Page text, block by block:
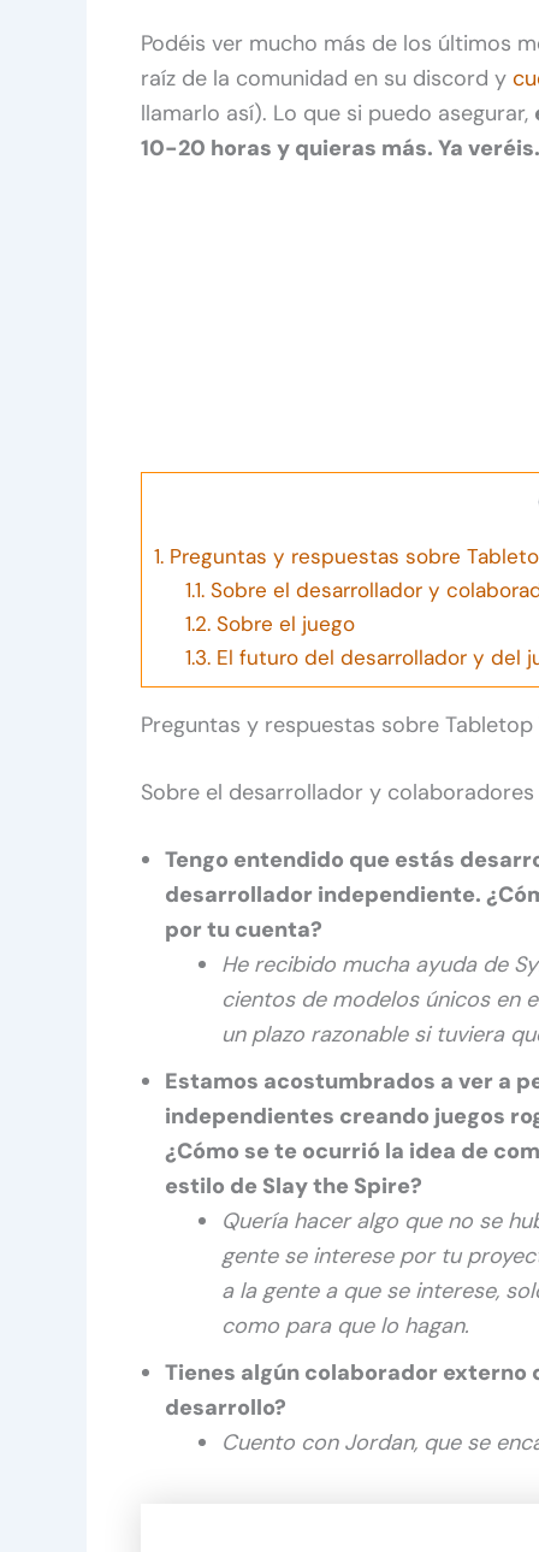
Podéis ver mucho más de los últimos
raíz de la comunidad en su discord y
llamarlo así). Lo que si puedo asegurar,
10-20 horas y quieras más. Ya
1. Preguntas y respuestas sobre
1.1.Sobre el desarrollador y
1.2.Sobre el juego
1.3.El futuro del desarrollador y del
Preguntas y respuestas sobre Tabletop
Sobre el desarrollador y colaboradores
Tengo entendido que estás
desarrollador independiente.
por tu cuenta?
He recibido mucha ayuda de
cientos de modelos únicos en
un plazo razonable si tuviera
Estamos acostumbrados a ver a
independientes creando juegos
¿Cómo se te ocurrió la idea de
estilo de Slay the Spire?
Quería hacer algo que no se
gente se interese por tu
a la gente a que se interese,
como para que lo hagan.
Tienes algún colaborador externo
desarrollo?
Cuento con Jordan, que se